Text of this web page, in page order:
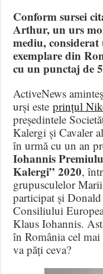
Conform sursei
Arthur, un urs
mediu,
exemplare din
cu un punctaj de
ActiveNews
urși esteprințul
președintele
Kalergi și Cavaler
în urmă cu un an
Iohannis
Kalergi” 2020,
grupusculelor
participat și
Consiliului
Klaus Iohannis.
în România cel
va păți ceva?